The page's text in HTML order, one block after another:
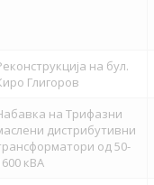
на бул.
Глигоров
на Трифазни
дистрибутивни
од 50-
кВА